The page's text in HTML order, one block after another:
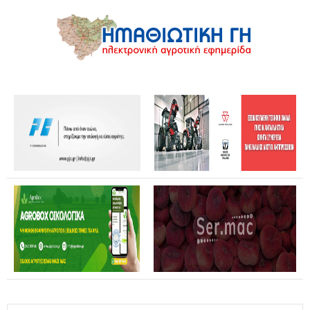
Θανάσης Καββαδάς: Θωρακίζεται όλη η χώρα απέναντι